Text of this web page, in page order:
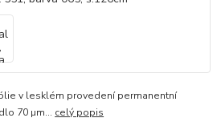
v lesklém provedení permanentní
70 µm... celý popis